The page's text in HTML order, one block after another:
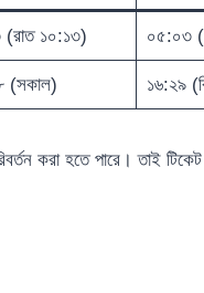
(রাত ১০:১৩) ০৫:০৩
(সকাল) ১৬:২৯
করা হতে পারে। তাই